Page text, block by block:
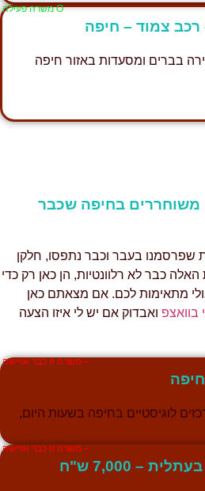
Ο משרה פעילה
רכב צמוד – חיפה
בברים ומסעדות באזור חיפה
משוחררים בחיפה שכבר
שפרסמנו בעבר וכבר נתפסו, חלקן
כבר לא רלוונטיות, הן כאן רק כדי
מתאימות לכם. אם מצאתם כאן
בוואצפ ואבדוק אם יש לי איזו הצעה
– משרה זו כבר אויישה
לוגיסטיים בחיפה בשעות היום,
– משרה זו כבר אויישה
– 7,000 ש"ח